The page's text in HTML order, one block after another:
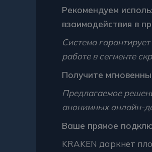
Рекомендуем
взаимодействия в
Система
работе в сегменте
Получите
Предлагаемое
анонимных онлайн-
Ваше прямое
KRAKEN даркнет